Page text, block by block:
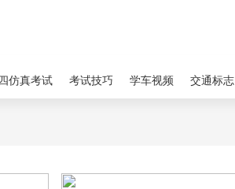
仿真考试 考试技巧 学车视频 交通标志